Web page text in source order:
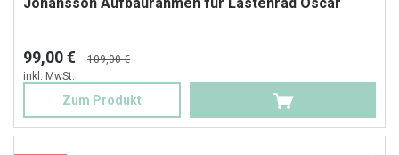
Johansson Aufbaurahmen für Lastenrad Oscar
99,00 €
109,00 €
inkl. MwSt.
Zum Produkt